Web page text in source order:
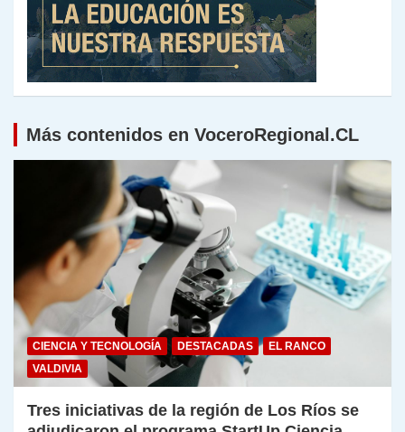
Más contenidos en VoceroRegional.CL
CIENCIA Y TECNOLOGÍA DESTACADAS
EL RANCO
VALDIVIA
Tres iniciativas de la región de Los Ríos se